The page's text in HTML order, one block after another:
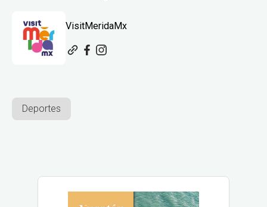
VisitMeridaMx
Deportes